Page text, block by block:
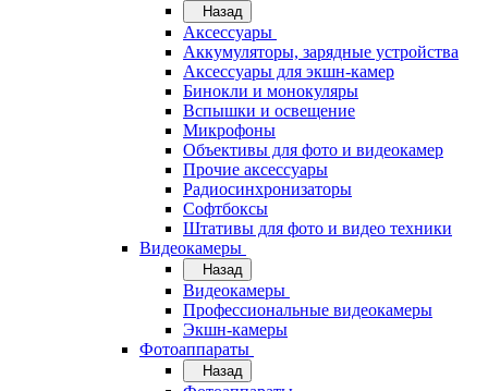
Назад
Аксессуары
Аккумуляторы, зарядные устройства
Аксессуары для экшн-камер
Бинокли и монокуляры
Вспышки и освещение
Микрофоны
Объективы для фото и видеокамер
Прочие аксессуары
Радиосинхронизаторы
Софтбоксы
Штативы для фото и видео техники
Видеокамеры
Назад
Видеокамеры
Профессиональные видеокамеры
Экшн-камеры
Фотоаппараты
Назад